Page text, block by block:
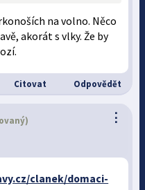
na volno. Něco
akorát s vlky. Že by
Citovat Odpovědět
⋮
clanek/domaci-